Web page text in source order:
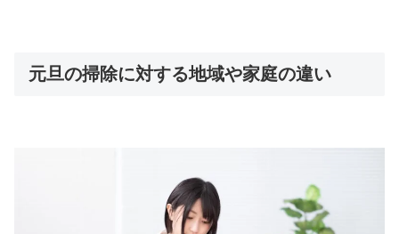
元旦の掃除に対する地域や家庭の違い